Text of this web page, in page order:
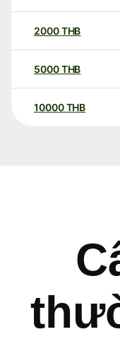
2000THB
5000THB
10000 THB